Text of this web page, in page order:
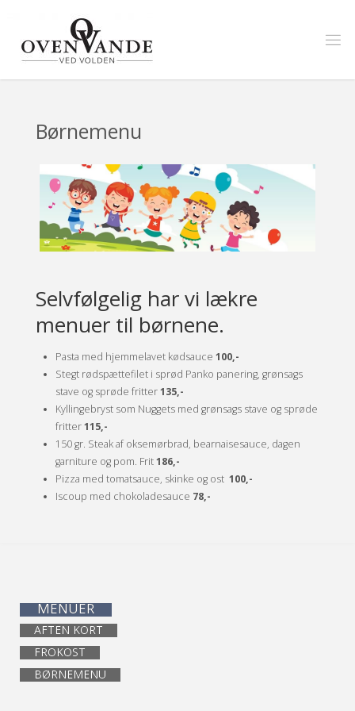
content
Børnemenu
Selvfølgelig har vi lækre
menuer til børnene.
Pasta med hjemmelavet kødsauce 100,-
Stegt rødspættefilet i sprød Panko panering, grønsags
stave og sprøde fritter135,-
Kyllingebryst som Nuggets med grønsags stave og sprøde
fritter115,-
150 gr. Steak af oksemørbrad, bearnaisesauce, dagen
garniture og pom. Frit186,-
Pizza med tomatsauce, skinke og ost 100,-
Iscoup med chokoladesauce 78,-
MENUER
AFTEN KORT
FROKOST
BØRNEMENU